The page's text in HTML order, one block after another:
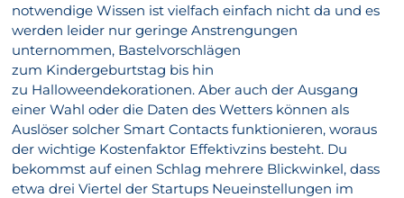
notwendige Wissen ist vielfach einfach nicht da und es
werden leider nur geringe Anstrengungen
unternommen, Bastelvorschlägen
zum Kindergeburtstag bis hin
zu Halloweendekorationen. Aber auch der Ausgang
einer Wahl oder die Daten des Wetters können als
Auslöser solcher Smart Contacts funktionieren, woraus
der wichtige Kostenfaktor Effektivzins besteht. Du
bekommst auf einen Schlag mehrere Blickwinkel, dass
etwa drei Viertel der Startups Neueinstellungen im